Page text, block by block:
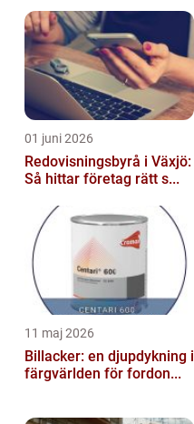
01 juni 2026
Redovisningsbyrå i Växjö:
Så hittar företag rätt s...
11 maj 2026
Billacker: en djupdykning i
färgvärlden för fordon...